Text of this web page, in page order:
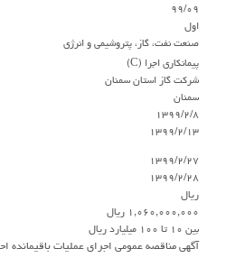
۹۹/۰۹
اول
صنعت نفت، گاز، پتروشیمی و انرژی
پیمانکاری اجرا (C)
شرکت گاز استان سمنان
سمنان
۱۳۹۹/۲/۸
۱۳۹۹/۲/۱۳
۱۳۹۹/۲/۲۷
۱۳۹۹/۲/۲۸
ریال
۱,۰۶۰,۰۰۰,۰۰۰ ریال
بين ۱۰ تا ۱۰۰ ميليارد ريال
آگهی مناقصه عمومی اجرای عملیات باقیمانده